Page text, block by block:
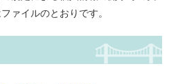
ァイルのとおりです。